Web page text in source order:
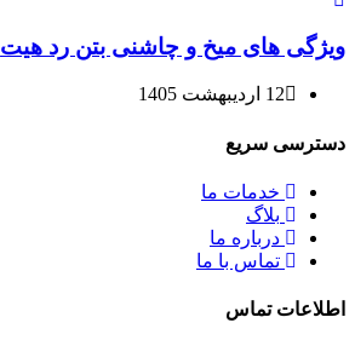
ویژگی های میخ و چاشنی بتن رد هیت
12 اردیبهشت 1405
دسترسی سریع
خدمات ما
بلاگ
درباره ما
تماس با ما
اطلاعات تماس